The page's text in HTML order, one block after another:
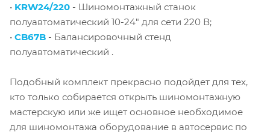
• KRW24/220 - Шиномонтажный станок
полуавтоматический 10-24" для сети 220 В;
• CB67B - Балансировочный стенд
полуавтоматический .
Подобный комплект прекрасно подойдет для тех,
кто только собирается открыть шиномонтажную
мастерскую или же ищет основное необходимое
для шиномонтажа оборудование в автосервис по